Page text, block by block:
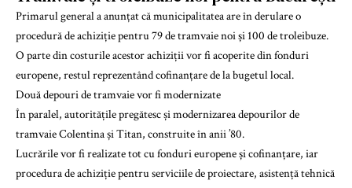
Primarul general a anunțat că municipalitatea are în derulare o
procedură de achiziție pentru 79 de tramvaie noi și 100 de troleibuze.
O parte din costurile acestor achiziții vor fi acoperite din fonduri
europene, restul reprezentând cofinanțare de la bugetul local.
Două depouri de tramvaie vor fi modernizate
În paralel, autoritățile pregătesc și modernizarea depourilor de
tramvaie Colentina și Titan, construite în anii ’80.
Lucrările vor fi realizate tot cu fonduri europene și cofinanțare, iar
procedura de achiziție pentru serviciile de proiectare, asistență tehnică